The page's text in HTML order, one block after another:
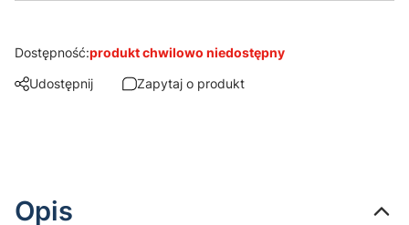
Dostępność:produkt chwilowo niedostępny
Udostępnij
Zapytaj o produkt
Opis